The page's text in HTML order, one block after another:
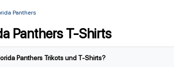
Panthers
Panthers T-Shirts
Panthers Trikots und T-Shirts?